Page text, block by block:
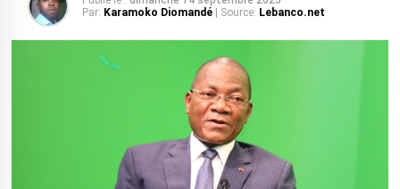
Par: Karamoko Diomandé | Source: Lebanco.net